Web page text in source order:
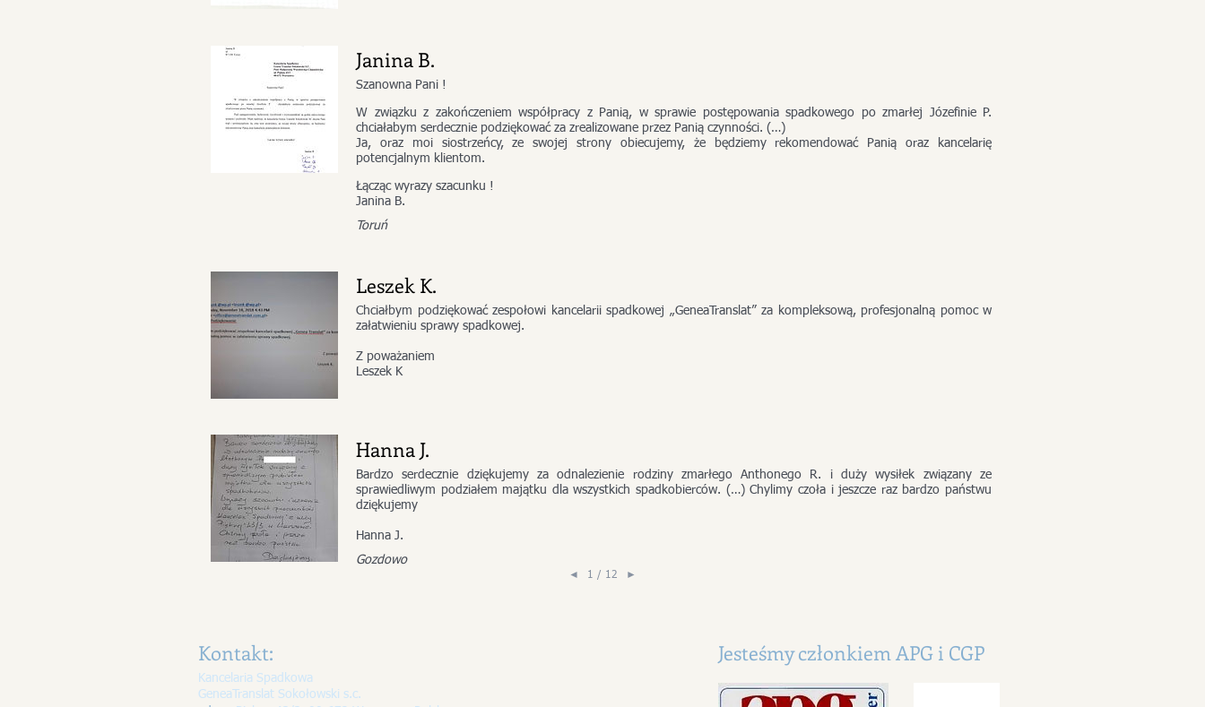
Janina B.
Szanowna Pani !
W związku z zakończeniem współpracy z Panią, w sprawie postępowania spadkowego po zmarłej Józefinie P.
chciałabym serdecznie podziękować za zrealizowane przez Panią czynności. (…)
Ja, oraz moi siostrzeńcy, ze swojej strony obiecujemy, że będziemy rekomendować Panią oraz kancelarię
potencjalnym klientom.
Łącząc wyrazy szacunku !
Janina B.
Toruń
Leszek K.
​​Chciałbym podziękować zespołowi kancelarii spadkowej „GeneaTranslat” za kompleksową, profesjonalną pomoc w
załatwieniu sprawy spadkowej.
Z poważaniem
Leszek K
Hanna J.
​​Bardzo serdecznie dziękujemy za odnalezienie rodziny zmarłego Anthonego R. i duży wysiłek związany ze
sprawiedliwym podziałem majątku dla wszystkich spadkobierców. (…) Chylimy czoła i jeszcze raz bardzo państwu
dziękujemy
Hanna J.
Gozdowo
◄ 1 / 12 ►
Kontakt:
Kancelaria Spadkowa
GeneaTranslat Sokołowski s.c.
Jesteśmy członkiem APG i CGP